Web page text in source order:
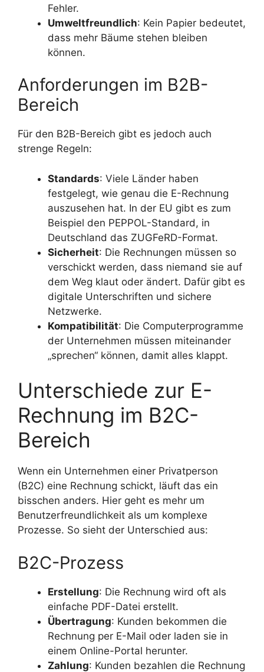
Fehler.
Umweltfreundlich: Kein Papier bedeutet,
dass mehr Bäume stehen bleiben
können.
Anforderungen im B2B-
Bereich
Für den B2B-Bereich gibt es jedoch auch
strenge Regeln:
Standards: Viele Länder haben
festgelegt, wie genau die E-Rechnung
auszusehen hat. In der EU gibt es zum
Beispiel den PEPPOL-Standard, in
Deutschland das ZUGFeRD-Format.
Sicherheit: Die Rechnungen müssen so
verschickt werden, dass niemand sie auf
dem Weg klaut oder ändert. Dafür gibt es
digitale Unterschriften und sichere
Netzwerke.
Kompatibilität: Die Computerprogramme
der Unternehmen müssen miteinander
„sprechen“ können, damit alles klappt.
Unterschiede zur E-
Rechnung im B2C-
Bereich
Wenn ein Unternehmen einer Privatperson
(B2C) eine Rechnung schickt, läuft das ein
bisschen anders. Hier geht es mehr um
Benutzerfreundlichkeit als um komplexe
Prozesse. So sieht der Unterschied aus:
B2C-Prozess
Erstellung: Die Rechnung wird oft als
einfache PDF-Datei erstellt.
Übertragung: Kunden bekommen die
Rechnung per E-Mail oder laden sie in
einem Online-Portal herunter.
Zahlung: Kunden bezahlen die Rechnung